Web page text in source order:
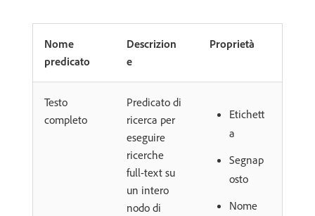
Nome
predicato
Descrizion
e
Proprietà
Testo
completo
Predicato di
ricerca per
eseguire
ricerche
full-text su
un intero
nodo di
Etichett
a
Segnap
osto
Nome